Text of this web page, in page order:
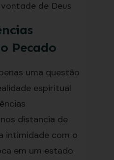
de Deus
Pecado
uma questão
espiritual
distancia de
intimidade com o
em um estado